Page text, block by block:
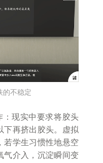
的不稳定
：现实中要求将胶头
下再挤出胶头。虚拟
若学生习惯性地悬空
气介入，沉淀瞬间变